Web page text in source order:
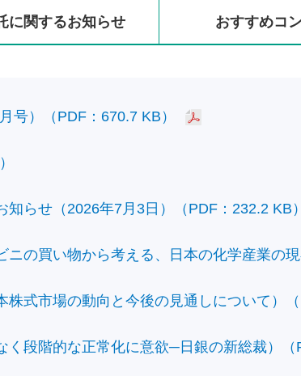
に関するお知らせ おすすめコ
号）（PDF：670.7 KB）
らせ（2026年7月3日）（PDF：232.2 KB）
ニの買い物から考える、日本の化学産業の
式市場の動向と今後の見通しについて）（
段階的な正常化に意欲─日銀の新総裁）（